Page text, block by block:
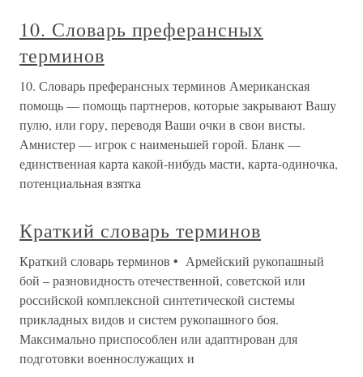
10. Словарь преферансных
терминов
10. Словарь преферансных терминов Американская
помощь — помощь партнеров, которые закрывают Вашу
пулю, или гору, переводя Ваши очки в свои висты.
Амнистер — игрок с наименьшей горой. Бланк —
единственная карта какой-нибудь масти, карта-одиночка,
потенциальная взятка
Краткий словарь терминов
Краткий словарь терминов • Армейский рукопашный
бой – разновидность отечественной, советской или
российской комплексной синтетической системы
прикладных видов и систем рукопашного боя.
Максимально приспособлен или адаптирован для
подготовки военнослужащих и